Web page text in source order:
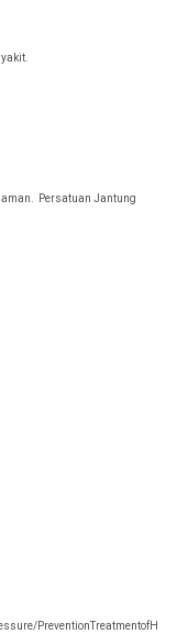
Persatuan Jantung
PreventionTreatmentofH